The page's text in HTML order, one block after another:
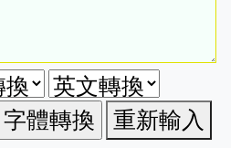
重新輸入